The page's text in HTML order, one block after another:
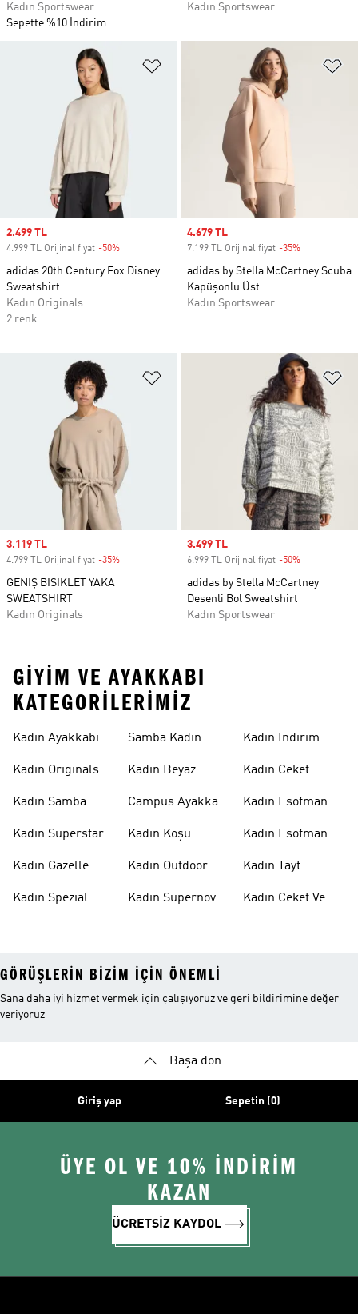
Kadın Sportswear
Sepette %10 İndirim
Kadın Sportswear
Favori Listesine Ekle
Sale price
2.499 TL
4.999 TL Orijinal fiyat -50%
adidas 20th Century Fox Disney
Sweatshirt
Kadın Originals
2 renk
Sale price
4.679 TL
7.199 TL Orijinal fiyat -35%
adidas by Stella McCartney Scuba
Kapüşonlu Üst
Kadın Sportswear
Favori Listesine Ekle
Sale price
3.119 TL
4.799 TL Orijinal fiyat -35%
GENİŞ BİSİKLET YAKA
SWEATSHIRT
Kadın Originals
Sale price
3.499 TL
6.999 TL Orijinal fiyat -50%
adidas by Stella McCartney
Desenli Bol Sweatshirt
Kadın Sportswear
GIYIM VE AYAKKABI
KATEGORILERIMIZ
Kadın Ayakkabı
Kadın Originals
Kadın Samba
Kadın Süperstar
Kadın Gazelle
Kadın Spezial
Samba Kadın
Kadin Beyaz
Campus Ayakkabı
Kadın Koşu
Kadın Outdoor
Kadın Supernova
Kadın Indirim
Kadın Ceket
Kadın Esofman
Kadin Esofman
Kadın Tayt
Kadin Ceket Ve
GÖRÜŞLERIN BIZIM IÇIN ÖNEMLI
Sana daha iyi hizmet vermek için çalışıyoruz ve geri bildirimine değer
veriyoruz
Başa dön
Giriş yap Sepetin (0)
ÜYE OL VE 10% İNDİRİM
KAZAN
ÜCRETSİZ KAYDOL